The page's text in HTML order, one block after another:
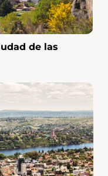
de las